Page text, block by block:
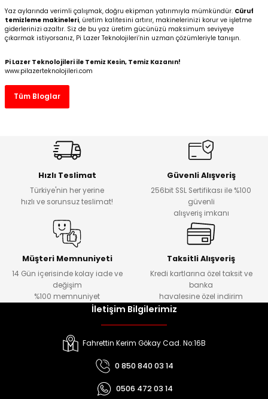
Yaz aylarında verimli çalışmak, doğru ekipman yatırımıyla mümkündür. Cüruf
temizleme makineleri, üretim kalitesini artırır, makinelerinizi korur ve işletme
giderlerinizi azaltır. Siz de bu yaz üretim gücünüzü maksimum seviyeye
çıkarmak istiyorsanız, Pi Lazer Teknolojileri’nin uzman çözümleriyle tanışın.
Pi Lazer Teknolojileri ile Temiz Kesin, Temiz Kazanın!
www.pilazerteknolojileri.com
Tüm Bloglar
Hızlı Teslimat
Türkiye'nin her yerine
hızlı ve sorunsuz teslimat!
Güvenli Alışveriş
256bit SSL Sertifikası ile %100
güvenli
alışveriş imkanı
Müşteri Memnuniyeti
14 Gün içerisinde kolay iade ve
değişim
%100 memnuniyet
Taksitli Alışveriş
Kredi kartlarına özel taksit ve
banka
havalesine özel indirim
İletişim Bilgilerimiz
Fahrettin Kerim Gökay Cad. No:16B
0 850 840 03 14
0506 472 03 14